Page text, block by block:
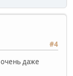
#4
даже